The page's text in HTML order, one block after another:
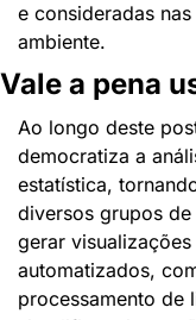
e consideradas
ambiente.
Vale a pena
Ao longo deste
democratiza a
estatística,
diversos grupos
gerar
automatizados,
processamento de